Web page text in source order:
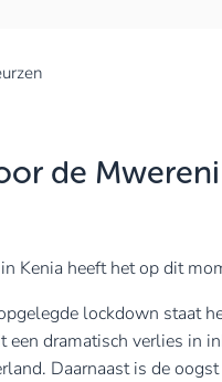
de
Kenia heeft het op dit
lockdown staat
een dramatisch verlies in
Daarnaast is de